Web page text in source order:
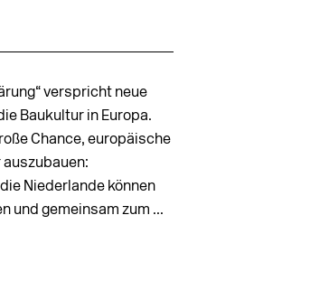
verspricht neue
Baukultur in Europa.
Chance, europäische
Niederlande können
und gemeinsam zum ...